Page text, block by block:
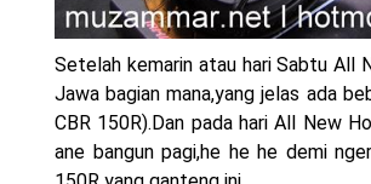
Honda Rilis
MotoGP Amerika : Alex
Ngabuburide Yamaha
Impresi pertama
Setelah kemarin atau hari Sabtu All
Jawa bagian mana,yang jelas ada
CBR 150R).Dan pada hari All New
ane bangun pagi,he he he demi